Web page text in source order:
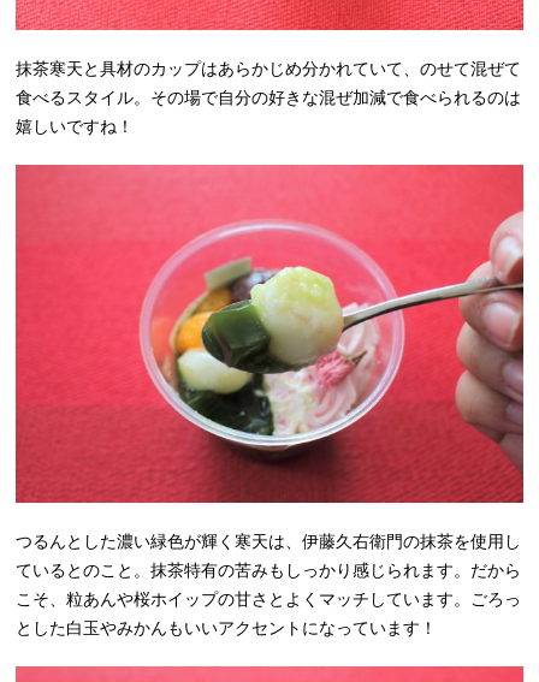
抹茶寒天と具材のカップはあらかじめ分かれていて、のせて混ぜて
食べるスタイル。その場で自分の好きな混ぜ加減で食べられるのは
嬉しいですね！
つるんとした濃い緑色が輝く寒天は、伊藤久右衛門の抹茶を使用し
ているとのこと。抹茶特有の苦みもしっかり感じられます。だから
こそ、粒あんや桜ホイップの甘さとよくマッチしています。ごろっ
とした白玉やみかんもいいアクセントになっています！